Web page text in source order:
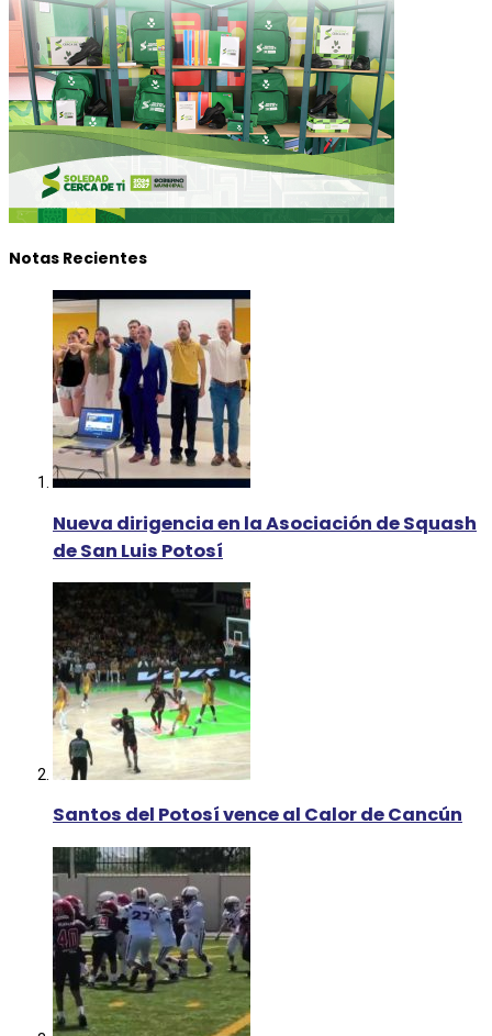
Notas Recientes
Nueva dirigencia en la Asociación de Squash
de San Luis Potosí
Santos del Potosí vence al Calor de Cancún